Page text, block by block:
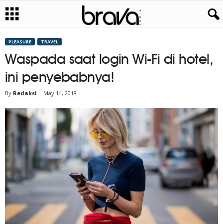
PLEASURE TRAVEL
Waspada saat login Wi-Fi di hotel,
ini penyebabnya!
By Redaksi - May 14, 2018